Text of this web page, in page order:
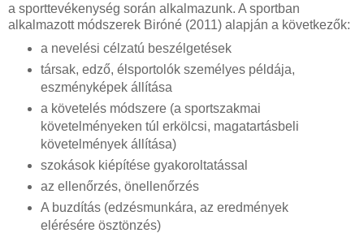
a sporttevékenység során alkalmazunk. A sportban
alkalmazott módszerek Biróné (2011) alapján a következők:
a nevelési célzatú beszélgetések
társak, edző, élsportolók személyes példája,
eszményképek állítása
a követelés módszere (a sportszakmai
követelményeken túl erkölcsi, magatartásbeli
követelmények állítása)
szokások kiépítése gyakoroltatással
az ellenőrzés, önellenőrzés
A buzdítás (edzésmunkára, az eredmények
elérésére ösztönzés)